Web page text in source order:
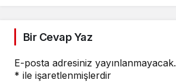
Bir Cevap Yaz
E-posta adresiniz yayınlanmayacak.
* ile işaretlenmişlerdir